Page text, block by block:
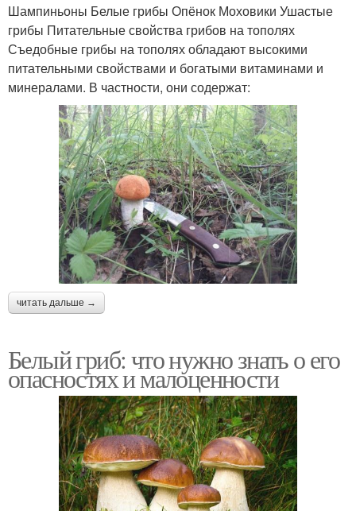
Шампиньоны Белые грибы Опёнок Моховики Ушастые
грибы Питательные свойства грибов на тополях
Съедобные грибы на тополях обладают высокими
питательными свойствами и богатыми витаминами и
минералами. В частности, они содержат:
читать дальше →
Белый гриб: что нужно знать о его
опасностях и малоценности